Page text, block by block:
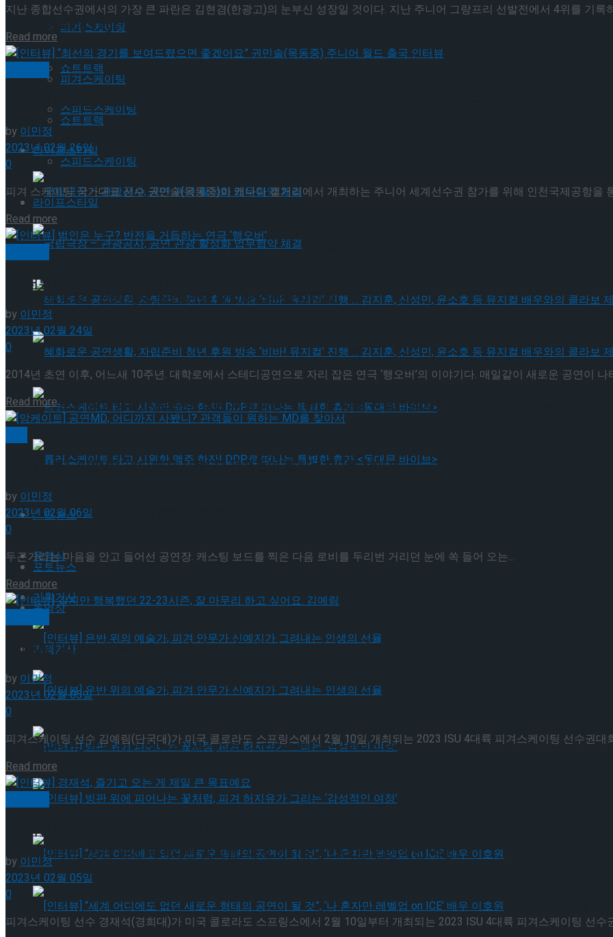
피겨스케이팅
쇼트트랙
스피드스케이팅
라이프스타일
국립극장 – 관광공사, 공연 관광 활성화 업무협약 체결
혜화로운 공연생활, 자립준비 청년 후원 방송 ‘비바! 뮤지컬’ 진행 … 김지훈, 신성민, 윤소호 등 뮤지컬
롤러스케이트 타고 시원한 맥주 한잔! DDP로 떠나는 특별한 휴가 <동대문 바이브>
포토뉴스
동영상
기획기사
[인터뷰] 은반 위의 예술가, 피겨 안무가 신예지가 그려내는 인생의 선율
[인터뷰] 빙판 위에 피어나는 꽃처럼, 피겨 허지유가 그리는 ‘감성적인 여정’
[인터뷰] “세계 어디에도 없던 새로운 형태의 공연이 될 것”, ‘나 혼자만 레벨업 on ICE’ 배우 이호원
Trending Tags
피겨스케이팅
쇼트트랙
스피드스케이팅
라이프스타일
국립극장 – 관광공사, 공연 관광 활성화 업무협약 체결
혜화로운 공연생활, 자립준비 청년 후원 방송 ‘비바! 뮤지컬’ 진행 … 김지훈, 신성민, 윤소호 등 뮤지컬
롤러스케이트 타고 시원한 맥주 한잔! DDP로 떠나는 특별한 휴가 <동대문 바이브>
포토뉴스
동영상
기획기사
[인터뷰] 은반 위의 예술가, 피겨 안무가 신예지가 그려내는 인생의 선율
[인터뷰] 빙판 위에 피어나는 꽃처럼, 피겨 허지유가 그리는 ‘감성적인 여정’
지난 종합선수권에서의 가장 큰 파란은 김현겸(한광고)의 눈부신 성장일 것이다. 지난 주니어 그랑프리 선발전에서 4위를 기록
Read more Details
[인터뷰] “최선의 경기를 보여드렸으면 좋겠어요” 권민솔(목동중) 주니어 월드 출국 인터뷰
by이민정
2023년 02월 26일
0
피겨 스케이팅 국가대표 선수 권민솔(목동중)이 캐나다 캘거리에서 개최하는 주니어 세계선수권 참가를 위해 인천국제공항을
Read more
[인터뷰] 범인은 누구? 반전을 거듭하는 연극 ‘행오버’
by 이민정
2023년 02월 24일
0
2014년 초연 이후, 어느새 10주년. 대학로에서 스테디공연으로 자리 잡은 연극 ‘행오버’의 이야기다. 매일같이 새로운 공연이 나
Read moreDetails
[앙케이트] 공연MD, 어디까지 사봤니? 관객들이 원하는 MD를 찾아서
by이민정
2023년 02월 06일
0
두근거리는 마음을 안고 들어선 공연장. 캐스팅 보드를 찍은 다음 로비를 두리번 거리던 눈에 쏙 들어 오는...
Read more
[인터뷰] 길지만 행복했던 22-23시즌, 잘 마무리 하고 싶어요. 김예림
by이민정
2023년 02월 05일
0
피겨스케이팅 선수 김예림(단국대)가 미국 콜로라도 스프링스에서 2월 10일 개최되는 2023 ISU 4대륙 피겨스케이팅 선수권대
Read more
[인터뷰] 경재석, 즐기고 오는 게 제일 큰 목표예요
by이민정
2023년 02월 05일
0
피겨스케이팅 선수 경재석(경희대)가 미국 콜로라도 스프링스에서 2월 10일부터 개최되는 2023 ISU 4대륙 피겨스케이팅 선수